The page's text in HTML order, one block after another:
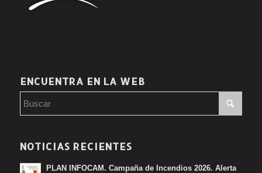
ENCUENTRA EN LA WEB
NOTICIAS RECIENTES
PLAN INFOCAM. Campaña de Incendios 2026. Alerta